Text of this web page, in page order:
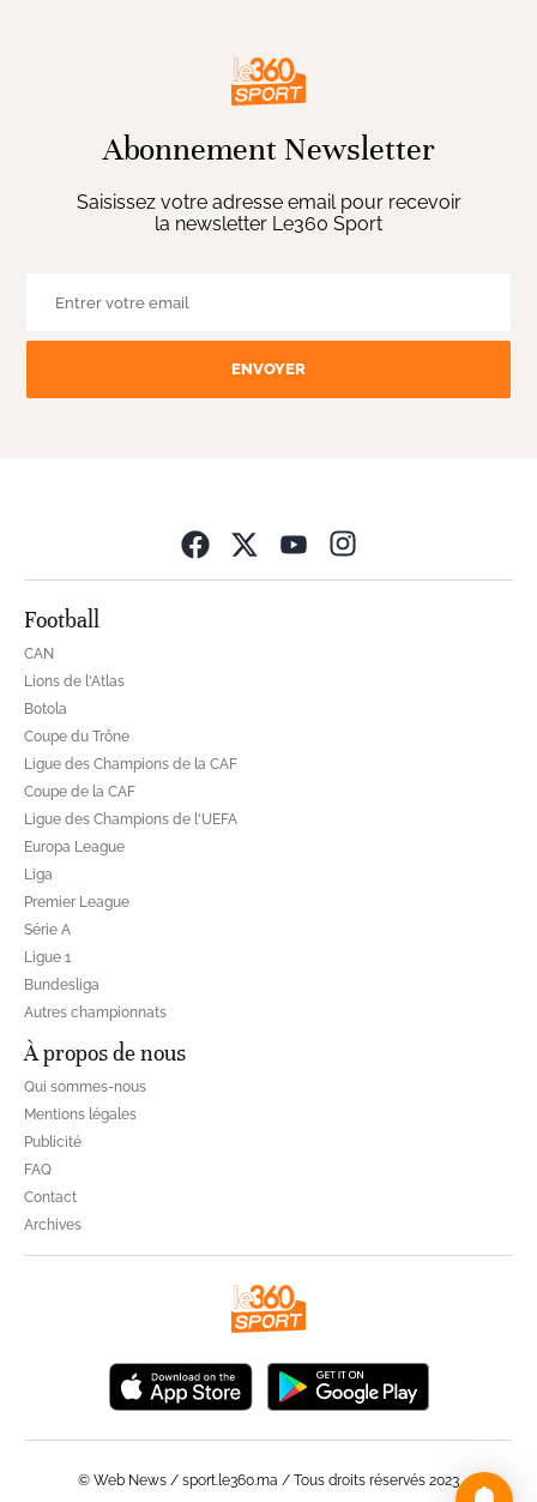
Abonnement Newsletter
Saisissez votre adresse email pour recevoir
la newsletter Le360 Sport
ENVOYER
Football
CAN
Lions de l'Atlas
Botola
Coupe du Trône
Ligue des Champions de la CAF
Coupe de la CAF
Ligue des Champions de l'UEFA
Europa League
Liga
Premier League
Série A
Ligue 1
Bundesliga
Autres championnats
À propos de nous
Qui sommes-nous
Mentions légales
Publicité
FAQ
Contact
Archives
© Web News / sport.le360.ma / Tous droits réservés 2023